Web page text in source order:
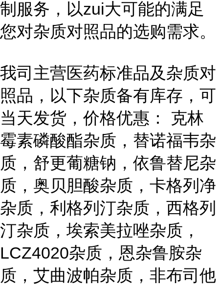
制服务，以zui大可能的满足
您对杂质对照品的选购需求。
我司主营医药标准品及杂质对
照品，以下杂质备有库存，可
当天发货，价格优惠： 克林
霉素磷酸酯杂质，替诺福韦杂
质，舒更葡糖钠，依鲁替尼杂
质，奥贝胆酸杂质，卡格列净
杂质，利格列汀杂质，西格列
汀杂质，埃索美拉唑杂质，
LCZ4020杂质，恩杂鲁胺杂
质，艾曲波帕杂质，非布司他